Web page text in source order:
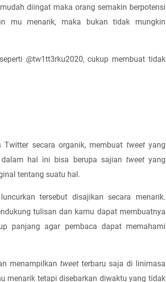
diingat maka orang semakin berpotensi
mu menarik, maka bukan tidak mungkin
@tw1tt3rku2020, cukup membuat tidak
secara organik, membuat tweetyang
hal ini bisa berupa sajian tweetyang
tentang suatu hal.
tersebut disajikan secara menarik.
tulisan dan kamu dapat membuatnya
panjang agar pembaca dapat memahami
menampilkan tweet terbaru saja di linimasa
menarik tetapi disebarkan diwaktu yang tidak